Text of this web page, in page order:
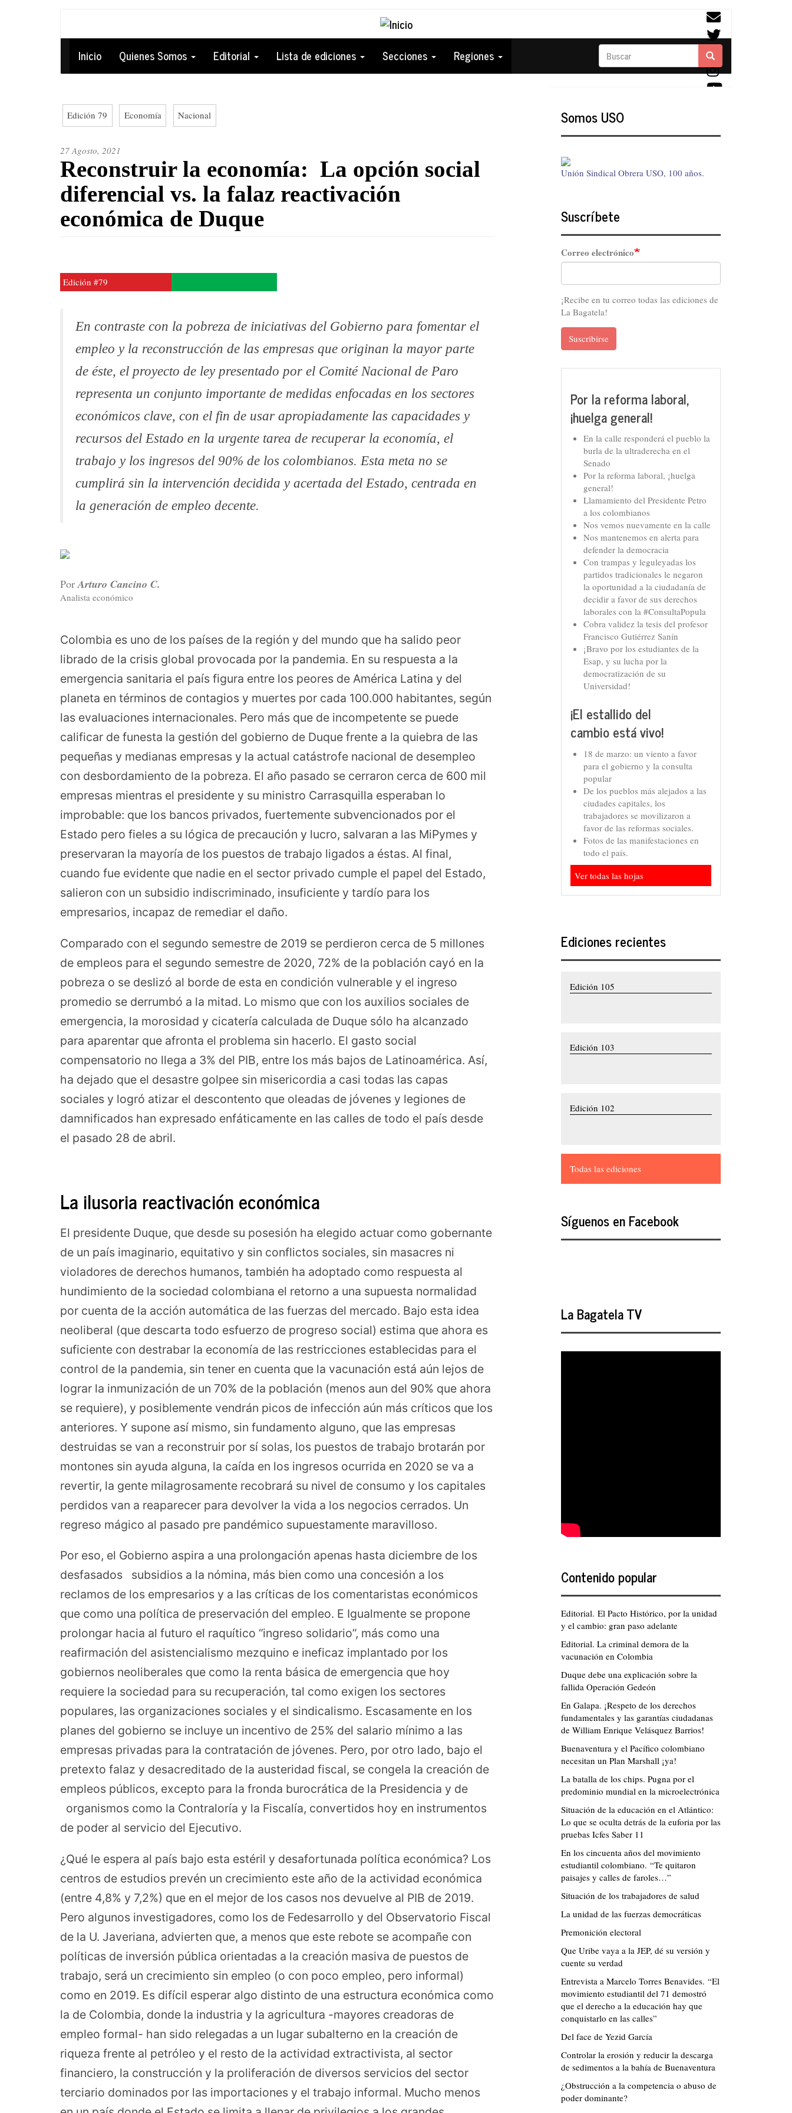
Navegación
principal
Inicio Quienes Somos Editorial Lista de ediciones Secciones Regiones Buscar Buscar
Edición 79 Economía Nacional
27 Agosto, 2021
Reconstruir la economía: La opción social
diferencial vs. la falaz reactivación
económica de Duque
Edición #79
En contraste con la pobreza de iniciativas del Gobierno para fomentar el
empleo y la reconstrucción de las empresas que originan la mayor parte
de éste, el proyecto de ley presentado por el Comité Nacional de Paro
representa un conjunto importante de medidas enfocadas en los sectores
económicos clave, con el fin de usar apropiadamente las capacidades y
recursos del Estado en la urgente tarea de recuperar la economía, el
trabajo y los ingresos del 90% de los colombianos. Esta meta no se
cumplirá sin la intervención decidida y acertada del Estado, centrada en
la generación de empleo decente.
PorArturo Cancino C.
Analista económico
Colombia es uno de los países de la región y del mundo que ha salido peor
librado de la crisis global provocada por la pandemia. En su respuesta a la
emergencia sanitaria el país figura entre los peores de América Latina y del
planeta en términos de contagios y muertes por cada 100.000 habitantes, según
las evaluaciones internacionales. Pero más que de incompetente se puede
calificar de funesta la gestión del gobierno de Duque frente a la quiebra de las
pequeñas y medianas empresas y la actual catástrofe nacional de desempleo
con desbordamiento de la pobreza. El año pasado se cerraron cerca de 600 mil
empresas mientras el presidente y su ministro Carrasquilla esperaban lo
improbable: que los bancos privados, fuertemente subvencionados por el
Estado pero fieles a su lógica de precaución y lucro, salvaran a las MiPymes y
preservaran la mayoría de los puestos de trabajo ligados a éstas. Al final,
cuando fue evidente que nadie en el sector privado cumple el papel del Estado,
salieron con un subsidio indiscriminado, insuficiente y tardío para los
empresarios, incapaz de remediar el daño.
Comparado con el segundo semestre de 2019 se perdieron cerca de 5 millones
de empleos para el segundo semestre de 2020, 72% de la población cayó en la
pobreza o se deslizó al borde de esta en condición vulnerable y el ingreso
promedio se derrumbó a la mitad. Lo mismo que con los auxilios sociales de
emergencia, la morosidad y cicatería calculada de Duque sólo ha alcanzado
para aparentar que afronta el problema sin hacerlo. El gasto social
compensatorio no llega a 3% del PIB, entre los más bajos de Latinoamérica. Así,
ha dejado que el desastre golpee sin misericordia a casi todas las capas
sociales y logró atizar el descontento que oleadas de jóvenes y legiones de
damnificados han expresado enfáticamente en las calles de todo el país desde
el pasado 28 de abril.
La ilusoria reactivación económica
El presidente Duque, que desde su posesión ha elegido actuar como gobernante
de un país imaginario, equitativo y sin conflictos sociales, sin masacres ni
violadores de derechos humanos, también ha adoptado como respuesta al
hundimiento de la sociedad colombiana el retorno a una supuesta normalidad
por cuenta de la acción automática de las fuerzas del mercado. Bajo esta idea
neoliberal (que descarta todo esfuerzo de progreso social) estima que ahora es
suficiente con destrabar la economía de las restricciones establecidas para el
control de la pandemia, sin tener en cuenta que la vacunación está aún lejos de
lograr la inmunización de un 70% de la población (menos aun del 90% que ahora
se requiere), y posiblemente vendrán picos de infección aún más críticos que los
anteriores. Y supone así mismo, sin fundamento alguno, que las empresas
destruidas se van a reconstruir por sí solas, los puestos de trabajo brotarán por
montones sin ayuda alguna, la caída en los ingresos ocurrida en 2020 se va a
revertir, la gente milagrosamente recobrará su nivel de consumo y los capitales
perdidos van a reaparecer para devolver la vida a los negocios cerrados. Un
regreso mágico al pasado pre pandémico supuestamente maravilloso.
Por eso, el Gobierno aspira a una prolongación apenas hasta diciembre de los
desfasados subsidios a la nómina, más bien como una concesión a los
reclamos de los empresarios y a las críticas de los comentaristas económicos
que como una política de preservación del empleo. E Igualmente se propone
prolongar hacia al futuro el raquítico “ingreso solidario”, más como una
reafirmación del asistencialismo mezquino e ineficaz implantado por los
gobiernos neoliberales que como la renta básica de emergencia que hoy
requiere la sociedad para su recuperación, tal como exigen los sectores
populares, las organizaciones sociales y el sindicalismo. Escasamente en los
planes del gobierno se incluye un incentivo de 25% del salario mínimo a las
empresas privadas para la contratación de jóvenes. Pero, por otro lado, bajo el
pretexto falaz y desacreditado de la austeridad fiscal, se congela la creación de
empleos públicos, excepto para la fronda burocrática de la Presidencia y de
organismos como la Contraloría y la Fiscalía, convertidos hoy en instrumentos
de poder al servicio del Ejecutivo.
¿Qué le espera al país bajo esta estéril y desafortunada política económica? Los
centros de estudios prevén un crecimiento este año de la actividad económica
(entre 4,8% y 7,2%) que en el mejor de los casos nos devuelve al PIB de 2019.
Pero algunos investigadores, como los de Fedesarrollo y del Observatorio Fiscal
de la U. Javeriana, advierten que, a menos que este rebote se acompañe con
políticas de inversión pública orientadas a la creación masiva de puestos de
trabajo, será un crecimiento sin empleo (o con poco empleo, pero informal)
como en 2019. Es difícil esperar algo distinto de una estructura económica como
la de Colombia, donde la industria y la agricultura -mayores creadoras de
empleo formal- han sido relegadas a un lugar subalterno en la creación de
riqueza frente al petróleo y el resto de la actividad extractivista, al sector
financiero, la construcción y la proliferación de diversos servicios del sector
terciario dominados por las importaciones y el trabajo informal. Mucho menos
Somos USO
Unión Sindical Obrera USO, 100 años.
Suscríbete
Correo electrónico
¡Recibe en tu correo todas las ediciones de
La Bagatela!
Suscribirse
Por la reforma laboral,
¡huelga general!
En la calle responderá el pueblo la
burla de la ultraderecha en el
Senado
Por la reforma laboral, ¡huelga
general!
Llamamiento del Presidente Petro
a los colombianos
Nos vemos nuevamente en la calle
Nos mantenemos en alerta para
defender la democracia
Con trampas y leguleyadas los
partidos tradicionales le negaron
la oportunidad a la ciudadanía de
decidir a favor de sus derechos
laborales con la #ConsultaPopula
Cobra validez la tesis del profesor
Francisco Gutiérrez Sanín
¡Bravo por los estudiantes de la
Esap, y su lucha por la
democratización de su
Universidad!
¡El estallido del
cambio está vivo!
18 de marzo: un viento a favor
para el gobierno y la consulta
popular
De los pueblos más alejados a las
ciudades capitales, los
trabajadores se movilizaron a
favor de las reformas sociales.
Fotos de las manifestaciones en
todo el país.
Ver todas las hojas
Ediciones recientes
Edición 105
Edición 103
Edición 102
Todas las ediciones
Síguenos en Facebook
La Bagatela TV
Contenido popular
Editorial. El Pacto Histórico, por la unidad
y el cambio: gran paso adelante
Editorial. La criminal demora de la
vacunación en Colombia
Duque debe una explicación sobre la
fallida Operación Gedeón
En Galapa. ¡Respeto de los derechos
fundamentales y las garantías ciudadanas
de William Enrique Velásquez Barrios!
Buenaventura y el Pacífico colombiano
necesitan un Plan Marshall ¡ya!
La batalla de los chips. Pugna por el
predominio mundial en la microelectrónica
Situación de la educación en el Atlántico:
Lo que se oculta detrás de la euforia por las
pruebas Icfes Saber 11
En los cincuenta años del movimiento
estudiantil colombiano. “Te quitaron
paisajes y calles de faroles…”
Situación de los trabajadores de salud
La unidad de las fuerzas democráticas
Premonición electoral
Que Uribe vaya a la JEP, dé su versión y
cuente su verdad
Entrevista a Marcelo Torres Benavides. “El
movimiento estudiantil del 71 demostró
que el derecho a la educación hay que
conquistarlo en las calles”
Del face de Yezid García
Controlar la erosión y reducir la descarga
de sedimentos a la bahía de Buenaventura
¿Obstrucción a la competencia o abuso de
poder dominante?